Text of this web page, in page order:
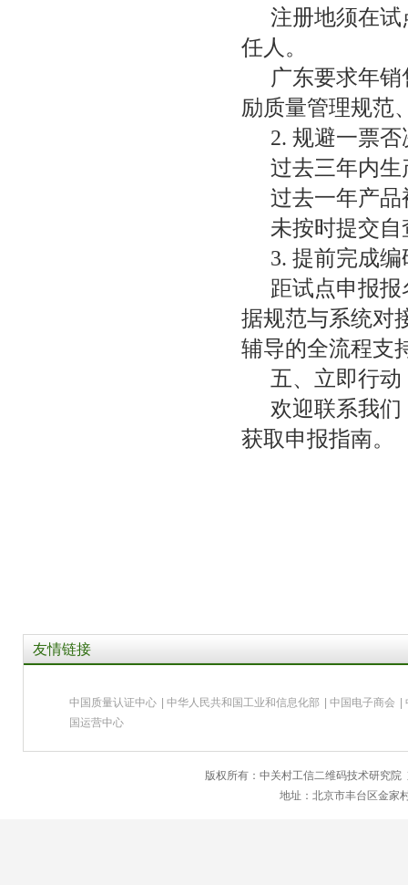
注册地须在
任人。
广东要求年
励质量管理规范
2. 规避一票
过去三年内
过去一年产
未按时提交
3. 提前完成
距试点申报
据规范与系统对
辅导的全流程支
五、立即行动
欢迎联系我
获取申报指南。
友情链接
中国质量认证中心 中华人民共和国工业和信息化部 中国电子商会
国运营中心
版权所有：中关村工信二维码技术研究院
地址：北京市丰台区金家